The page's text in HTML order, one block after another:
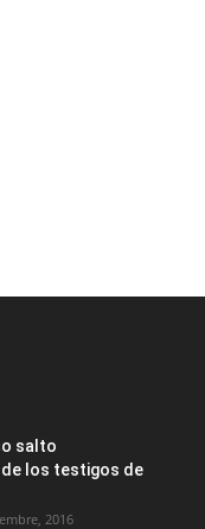
salto
los testigos de
2016